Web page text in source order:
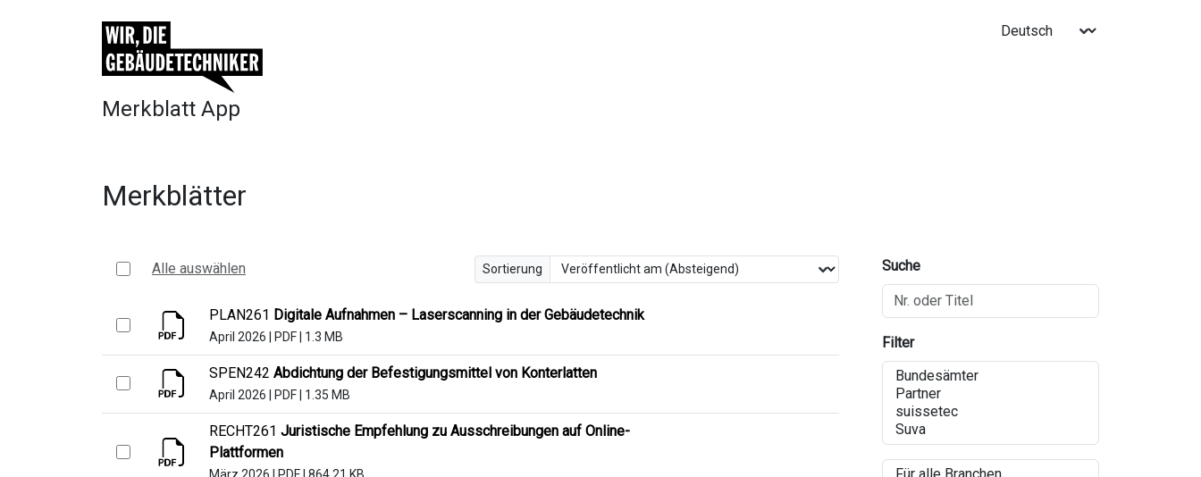
Merkblatt App
Merkblätter
Suche
Filter
Sortierung
Alle auswählen
PLAN261 Digitale Aufnahmen – Laserscanning in der Gebäudetechnik
April 2026 PDF 1.3 MB
SPEN242 Abdichtung der Befestigungsmittel von Konterlatten
April 2026 PDF 1.35 MB
RECHT261 Juristische Empfehlung zu Ausschreibungen auf Online-
Plattformen